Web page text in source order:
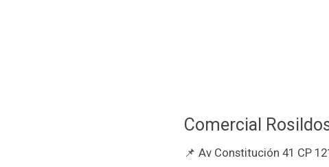
Comercial
📌 Av Constitución 41 CP